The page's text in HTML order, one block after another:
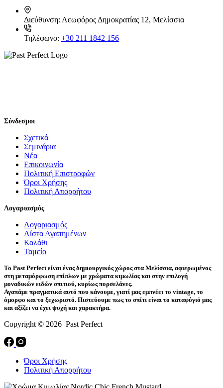
Διεύθυνση: Λεωφόρος Δημοκρατίας 12, Μελίσσια
Τηλέφωνο: +30 211 1842 156
Σύνδεσμοι
Σχετικά
Σεμινάρια
Νέα
Επικοινωνία
Πολιτική Επιστροφών
Όροι Χρήσης
Πολιτική Απορρήτου
Λογαριασμός
Λογαριασμός
Λίστα Αγαπημένων
Καλάθι
Ταμείο
Το Past Perfect είναι ένας δημιουργικός χώρος στα Μελίσσια, αφιερωμένος
στη μεταμόρφωση επίπλων με χρώματα κιμωλίας και στην επιλογή
μοναδικών ειδών σπιτιού, κυρίως πορσελάνες.
Αγαπάμε πραγματικά αυτό που κάνουμε, γιατί μας εμπνέει το vintage, το
όμορφο και το ξεχωριστό. Πιστεύουμε πως το σπίτι είναι το καταφύγιό μας
και αξίζει να έχει ψυχή και χαρακτήρα.
Copyright © 2026 Past Perfect
Όροι Χρήσης
Πολιτική Απορρήτου